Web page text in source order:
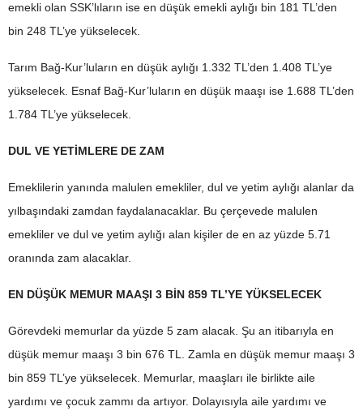
emekli olan SSK’lıların ise en düşük emekli aylığı bin 181 TL’den
bin 248 TL’ye yükselecek.
Tarım Bağ-Kur’luların en düşük aylığı 1.332 TL’den 1.408 TL’ye
yükselecek. Esnaf Bağ-Kur’luların en düşük maaşı ise 1.688 TL’den
1.784 TL’ye yükselecek.
DUL VE YETİMLERE DE ZAM
Emeklilerin yanında malulen emekliler, dul ve yetim aylığı alanlar da
yılbaşındaki zamdan faydalanacaklar. Bu çerçevede malulen
emekliler ve dul ve yetim aylığı alan kişiler de en az yüzde 5.71
oranında zam alacaklar.
EN DÜŞÜK MEMUR MAAŞI 3 BİN 859 TL’YE YÜKSELECEK
Görevdeki memurlar da yüzde 5 zam alacak. Şu an itibarıyla en
düşük memur maaşı 3 bin 676 TL. Zamla en düşük memur maaşı 3
bin 859 TL’ye yükselecek. Memurlar, maaşları ile birlikte aile
yardımı ve çocuk zammı da artıyor. Dolayısıyla aile yardımı ve